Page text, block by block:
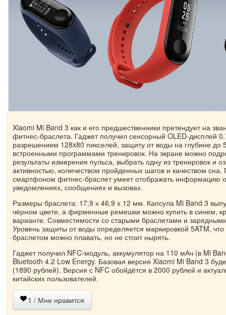
Xiaomi Mi Band 3 как и его предшественники претендует на
фитнес-браслета. Гаджет получил сенсорный OLED-дисплей
разрешением 128x80 пикселей, защиту от воды на глубине до
встроенными программами тренировок. На экране можно
результаты измерения пульса, выбрать одну из тренировок и
активностью, количеством пройденных шагов и качеством
смартфоном фитнес-браслет умеет отображать информацию
уведомлениях, сообщениях и вызовах.
Размеры браслета: 17,9 х 46,9 х 12 мм. Капсула Mi Band 3
чёрном цвете, а фирменные ремешки можно купить в синем,
варианте. Совместимости со старыми браслетами и
Уровень защиты от воды определяется маркировкой 5ATM, что
браслетом можно плавать, но не стоит нырять.
Гаджет получил NFC-модуль, аккумулятор на 110 мАч (в Mi
Bluetooth 4.2 Low Energy. Базовая версия Xiaomi Mi Band 3
(1890 рублей). Версия с NFC обойдётся в 2000 рублей и
китайских пользователей.
1 / Мне нравится